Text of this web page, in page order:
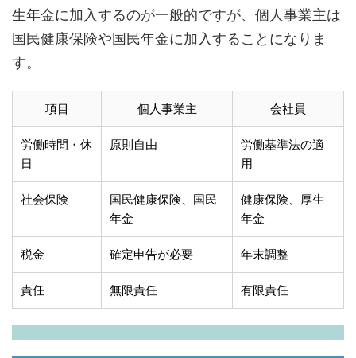
生年金に加入するのが一般的ですが、個人事業主は
国民健康保険や国民年金に加入することになりま
す。
項目 個人事業主 会社員
労働時間・休
日
原則自由
労働基準法の適
用
社会保険
国民健康保険、国民
年金
健康保険、厚生
年金
税金 確定申告が必要 年末調整
責任 無限責任 有限責任